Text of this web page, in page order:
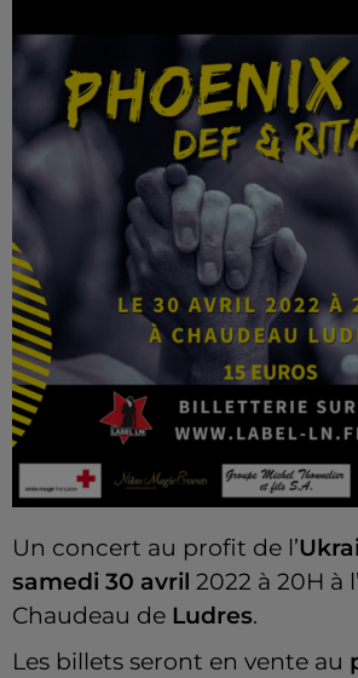
Un concert au profit de l’
samedi 30 avril 2022 à 20H à
Chaudeau de Ludres.
Les billets seront en vente au